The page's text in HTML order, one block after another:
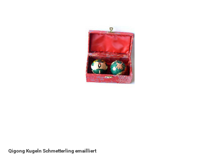
Qigong Kugeln Schmetterling emailliert